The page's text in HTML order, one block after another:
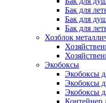
Бак для
Бак для
Бак для
Хозблок
Экобоксы
Экобоксы
Экобоксы
Экобоксы
Контейнер